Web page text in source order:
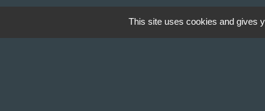
This site uses cookies and gives